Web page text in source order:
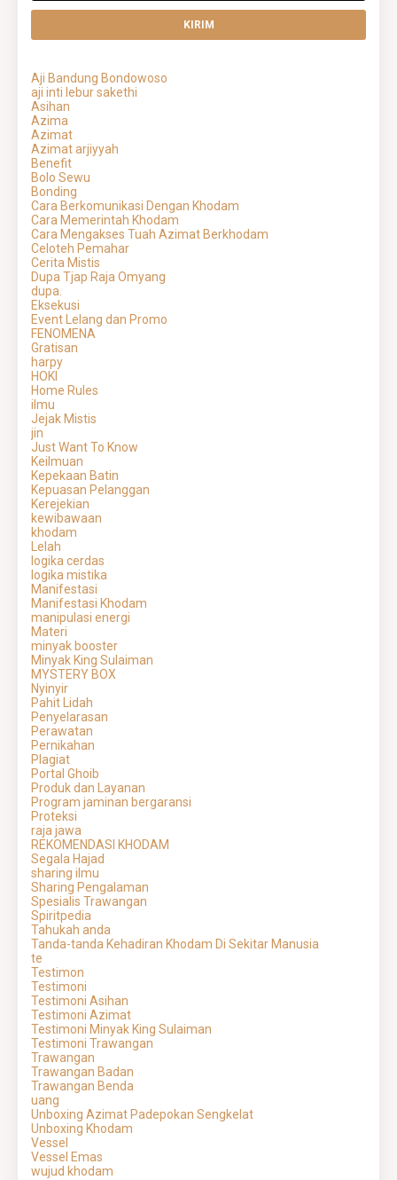
Aji Bandung Bondowoso
aji inti lebur sakethi
Asihan
Azima
Azimat
Azimat arjiyyah
Benefit
Bolo Sewu
Bonding
Cara Berkomunikasi Dengan Khodam
Cara Memerintah Khodam
Cara Mengakses Tuah Azimat Berkhodam
Celoteh Pemahar
Cerita Mistis
Dupa Tjap Raja Omyang
dupa.
Eksekusi
Event Lelang dan Promo
FENOMENA
Gratisan
harpy
HOKI
Home Rules
ilmu
Jejak Mistis
jin
Just Want To Know
Keilmuan
Kepekaan Batin
Kepuasan Pelanggan
Kerejekian
kewibawaan
khodam
Lelah
logika cerdas
logika mistika
Manifestasi
Manifestasi Khodam
manipulasi energi
Materi
minyak booster
Minyak King Sulaiman
MYSTERY BOX
Nyinyir
Pahit Lidah
Penyelarasan
Perawatan
Pernikahan
Plagiat
Portal Ghoib
Produk dan Layanan
Program jaminan bergaransi
Proteksi
raja jawa
REKOMENDASI KHODAM
Segala Hajad
sharing ilmu
Sharing Pengalaman
Spesialis Trawangan
Spiritpedia
Tahukah anda
Tanda-tanda Kehadiran Khodam Di Sekitar Manusia
te
Testimon
Testimoni
Testimoni Asihan
Testimoni Azimat
Testimoni Minyak King Sulaiman
Testimoni Trawangan
Trawangan
Trawangan Badan
Trawangan Benda
uang
Unboxing Azimat Padepokan Sengkelat
Unboxing Khodam
Vessel
Vessel Emas
wujud khodam